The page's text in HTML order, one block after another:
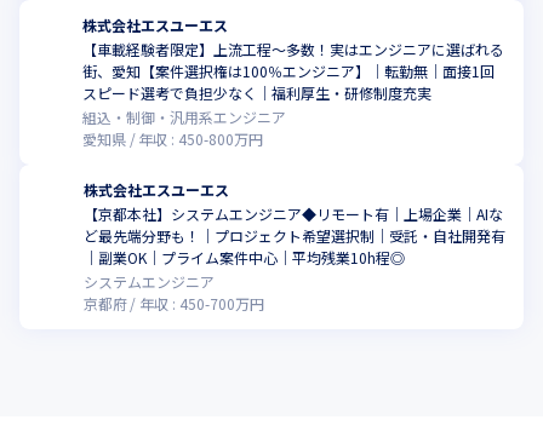
株式会社エスユーエス
【車載経験者限定】上流工程～多数！実はエンジニアに選ばれる
街、愛知【案件選択権は100％エンジニア】│転勤無│面接1回
スピード選考で負担少なく│福利厚生・研修制度充実
組込・制御・汎用系エンジニア
愛知県
年収 : 450-800万円
株式会社エスユーエス
【京都本社】システムエンジニア◆リモート有｜上場企業｜AIな
ど最先端分野も！｜プロジェクト希望選択制｜受託・自社開発有
｜副業OK｜プライム案件中心｜平均残業10h程◎
システムエンジニア
京都府
年収 : 450-700万円